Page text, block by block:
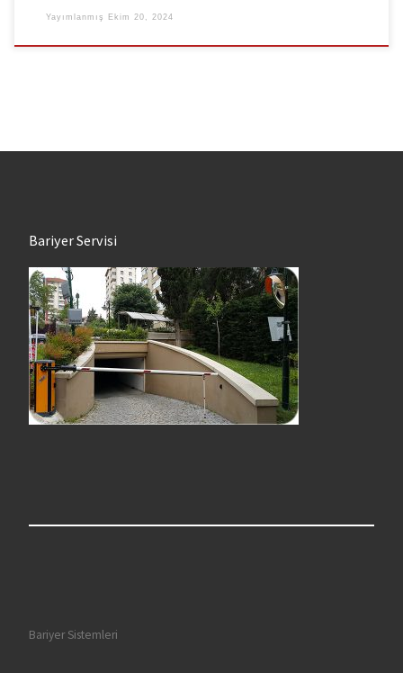
Yayımlanmış Ekim 20, 2024
Bariyer Servisi
Bariyer Sistemleri